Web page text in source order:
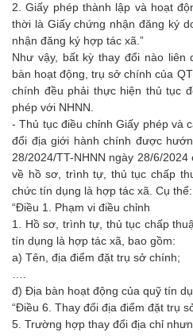
2. Giấy phép thành lập và hoạt
thời là Giấy chứng nhận đăng ký
nhận đăng ký hợp tác xã.”
Như vậy, bất kỳ thay đổi nào liên
bàn hoạt động, trụ sở chính của
chính đều phải thực hiện thủ tục
phép với NHNN.
- Thủ tục điều chỉnh Giấy phép và
đổi địa giới hành chính được
28/2024/TT-NHNN ngày 28/6/2024
về hồ sơ, trình tự, thủ tục chấp
chức tín dụng là hợp tác xã. Cụ thể:
“Điều 1. Phạm vi điều chỉnh
1. Hồ sơ, trình tự, thủ tục chấp
tín dụng là hợp tác xã, bao gồm:
a) Tên, địa điểm đặt trụ sở chính;
….
đ) Địa bàn hoạt động của quỹ tín
“Điều 6. Thay đổi địa điểm đặt trụ
5. Trường hợp thay đổi địa chỉ